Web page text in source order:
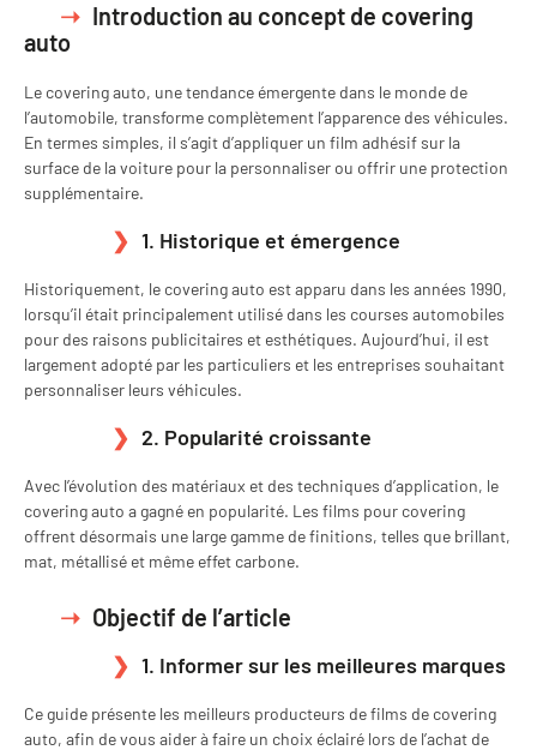
Introduction au concept de covering
auto
Le covering auto, une tendance émergente dans le monde de
l’automobile, transforme complètement l’apparence des véhicules.
En termes simples, il s’agit d’appliquer un film adhésif sur la
surface de la voiture pour la personnaliser ou offrir une protection
supplémentaire.
1. Historique et émergence
Historiquement, le covering auto est apparu dans les années 1990,
lorsqu’il était principalement utilisé dans les courses automobiles
pour des raisons publicitaires et esthétiques. Aujourd’hui, il est
largement adopté par les particuliers et les entreprises souhaitant
personnaliser leurs véhicules.
2. Popularité croissante
Avec l’évolution des matériaux et des techniques d’application, le
covering auto a gagné en popularité. Les films pour covering
offrent désormais une large gamme de finitions, telles que brillant,
mat, métallisé et même effet carbone.
Objectif de l’article
1. Informer sur les meilleures marques
Ce guide présente les meilleurs producteurs de films de covering
auto, afin de vous aider à faire un choix éclairé lors de l’achat de